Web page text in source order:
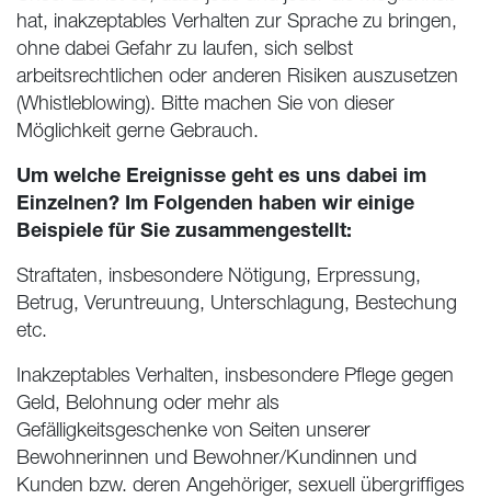
hat, inakzeptables Verhalten zur Sprache zu bringen,
ohne dabei Gefahr zu laufen, sich selbst
arbeitsrechtlichen oder anderen Risiken auszusetzen
(Whistleblowing). Bitte machen Sie von dieser
Möglichkeit gerne Gebrauch.
Um welche Ereignisse geht es uns dabei im
Einzelnen? Im Folgenden haben wir einige
Beispiele für Sie zusammengestellt:
Straftaten, insbesondere Nötigung, Erpressung,
Betrug, Veruntreuung, Unterschlagung, Bestechung
etc.
Inakzeptables Verhalten, insbesondere Pflege gegen
Geld, Belohnung oder mehr als
Gefälligkeitsgeschenke von Seiten unserer
Bewohnerinnen und Bewohner/Kundinnen und
Kunden bzw. deren Angehöriger, sexuell übergriffiges